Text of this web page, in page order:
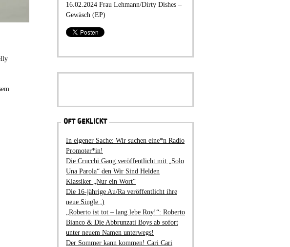
16.02.2024 Frau Lehmann/Dirty Dishes –
Gewäsch (EP)
OFT GEKLICKT
In eigener Sache: Wir suchen eine*n Radio
Promoter*in!
Die Crucchi Gang veröffentlicht mit „Solo
Una Parola“ den Wir Sind Helden
Klassiker „Nur ein Wort“
Die 16-jährige Au/Ra veröffentlicht ihre
neue Single ;)
„Roberto ist tot – lang lebe Roy!“: Roberto
Bianco & Die Abbrunzati Boys ab sofort
unter neuem Namen unterwegs!
Der Sommer kann kommen! Cari Cari